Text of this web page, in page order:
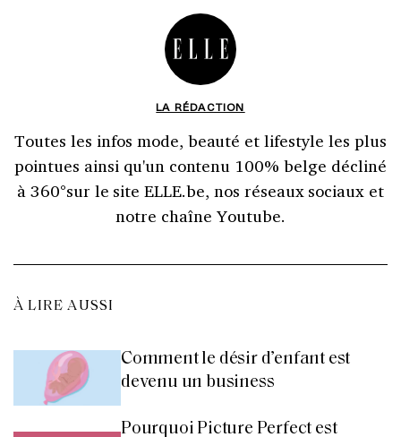
LA RÉDACTION
Toutes les infos mode, beauté et lifestyle les plus
pointues ainsi qu'un contenu 100% belge décliné
à 360°sur le site ELLE.be, nos réseaux sociaux et
notre chaîne Youtube.
À LIRE AUSSI
Comment le désir d’enfant est
devenu un business
Pourquoi Picture Perfect est